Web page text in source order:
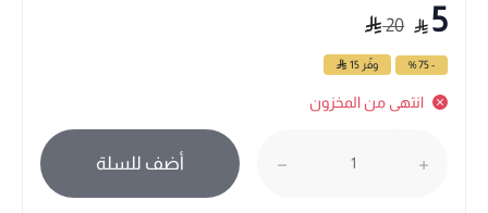
5
20
- 75 % وفّر 15
انتهى من المخزون
أضف للسلة